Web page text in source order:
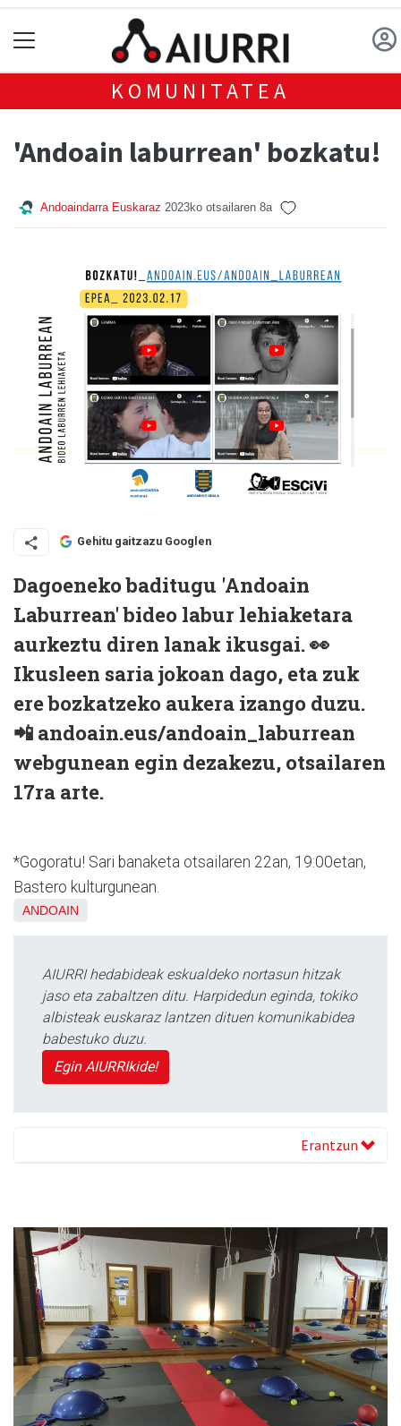
KOMUNITATEA
'Andoain laburrean' bozkatu!
Andoaindarra Euskaraz 2023ko otsailaren 8a
Gehitu gaitzazu Googlen
Dagoeneko baditugu 'Andoain
Laburrean' bideo labur lehiaketara
aurkeztu diren lanak ikusgai. 👀
Ikusleen saria jokoan dago, eta zuk
ere bozkatzeko aukera izango duzu.
📲 andoain.eus/andoain_laburrean
webgunean egin dezakezu, otsailaren
17ra arte.
*Gogoratu! Sari banaketa otsailaren 22an, 19:00etan,
Bastero kulturgunean.
ANDOAIN
AIURRI hedabideak eskualdeko nortasun hitzak
jaso eta zabaltzen ditu. Harpidedun eginda, tokiko
albisteak euskaraz lantzen dituen komunikabidea
babestuko duzu.
Egin AIURRIkide!
Erantzun